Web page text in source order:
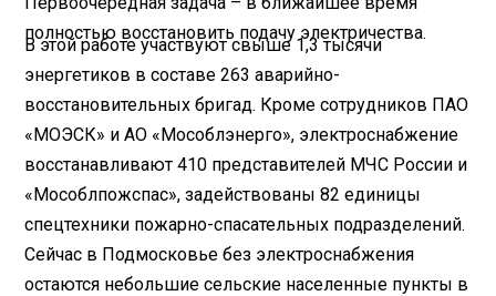
полностью восстановить подачу электричества.
В этой работе участвуют свыше 1,3 тысячи
энергетиков в составе 263 аварийно-
восстановительных бригад. Кроме сотрудников ПАО
«МОЭСК» и АО «Мособлэнерго», электроснабжение
восстанавливают 410 представителей МЧС России и
«Мособлпожспас», задействованы 82 единицы
спецтехники пожарно-спасательных подразделений.
Сейчас в Подмосковье без электроснабжения
остаются небольшие сельские населенные пункты в